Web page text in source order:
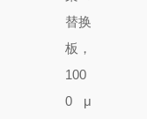
替换
板 ，
100
0 μ